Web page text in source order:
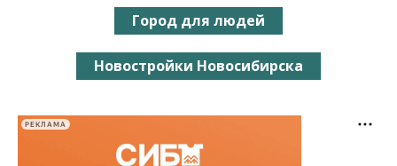
Город для людей
Новостройки Новосибирска
РЕКЛАМА